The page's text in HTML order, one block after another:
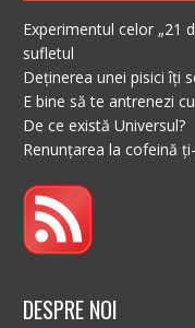
Experimentul celor „21
sufletul
Deținerea unei pisici îți
E bine să te antrenezi
De ce există Universul?
Renunțarea la cofeină
DESPRE NOI